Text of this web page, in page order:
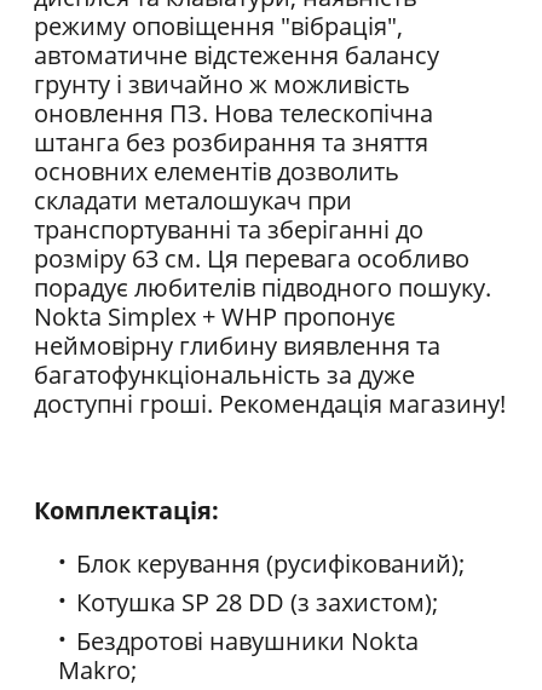
режиму оповіщення "вібрація",
автоматичне відстеження балансу
грунту і звичайно ж можливість
оновлення ПЗ. Нова телескопічна
штанга без розбирання та зняття
основних елементів дозволить
складати металошукач при
транспортуванні та зберіганні до
розміру 63 см. Ця перевага особливо
порадує любителів підводного пошуку.
Nokta Simplex + WHP пропонує
неймовірну глибину виявлення та
багатофункціональність за дуже
доступні гроші. Рекомендація магазину!
Комплектація:
Блок керування (русифікований);
Котушка SP 28 DD (з захистом);
Бездротові навушники Nokta
Makro;